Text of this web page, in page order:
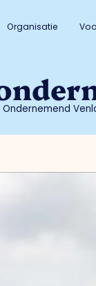
Organisatie
Ondernemend